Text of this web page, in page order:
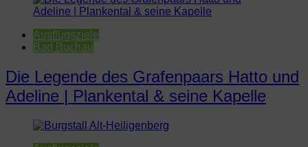
Ausflugsziele
Bad Buchau
Die Legende des Grafenpaars Hatto und
Adeline | Plankental & seine Kapelle